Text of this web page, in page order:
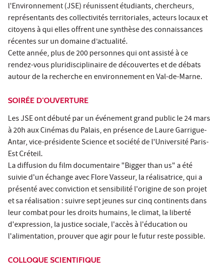
l'Environnement (JSE) réunissent étudiants, chercheurs,
représentants des collectivités territoriales, acteurs locaux et
citoyens à qui elles offrent une synthèse des connaissances
récentes sur un domaine d’actualité.
Cette année, plus de 200 personnes qui ont assisté à ce
rendez-vous pluridisciplinaire de découvertes et de débats
autour de la recherche en environnement en Val-de-Marne.
SOIRÉE D'OUVERTURE
Les JSE ont débuté par un événement grand public le 24 mars
à 20h aux Cinémas du Palais, en présence de Laure Garrigue-
Antar, vice-présidente Science et société de l'Université Paris-
Est Créteil.
La diffusion du film documentaire "Bigger than us" a été
suivie d'un échange avec Flore Vasseur, la réalisatrice, qui a
présenté avec conviction et sensibilité l'origine de son projet
et sa réalisation : suivre sept jeunes sur cinq continents dans
leur combat pour les droits humains, le climat, la liberté
d'expression, la justice sociale, l'accès à l'éducation ou
l'alimentation, prouver que agir pour le futur reste possible.
COLLOQUE SCIENTIFIQUE